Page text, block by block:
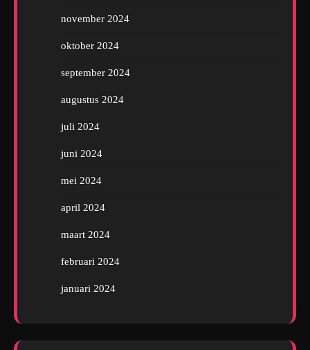
november 2024
oktober 2024
september 2024
augustus 2024
juli 2024
juni 2024
mei 2024
april 2024
maart 2024
februari 2024
januari 2024